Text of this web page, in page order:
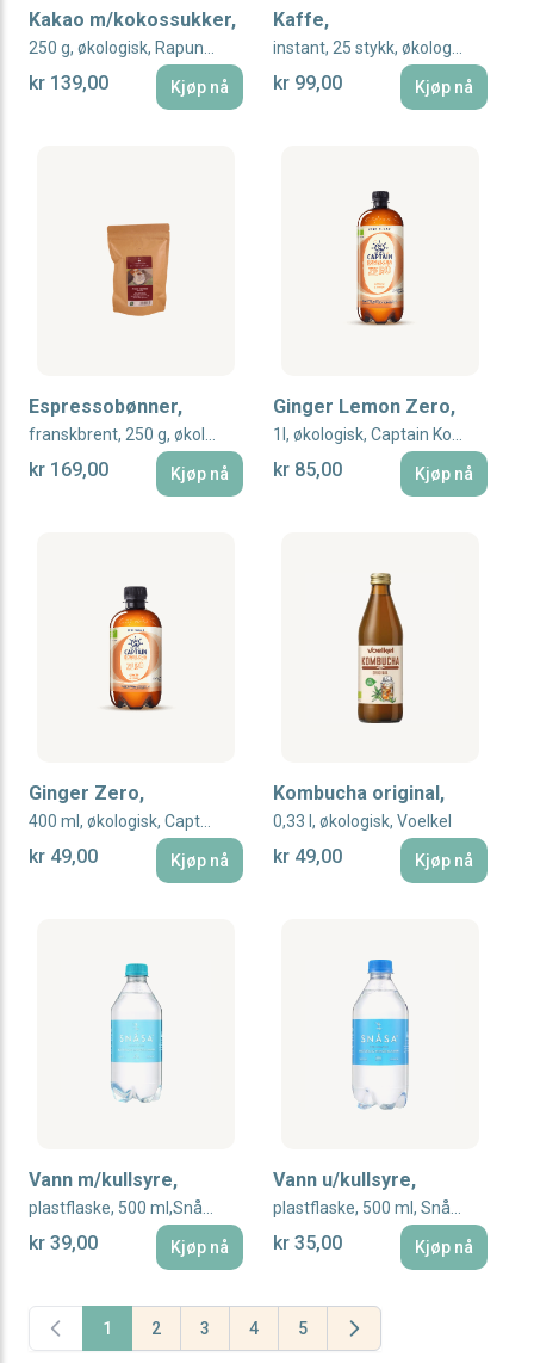
Kakao m/kokossukker,
kr 139,00 Kjøp nå
Kaffe,
kr 99,00 Kjøp nå
Espressobønner,
kr 169,00 Kjøp nå
Ginger Lemon Zero,
kr 85,00 Kjøp nå
Ginger Zero,
kr 49,00 Kjøp nå
Kombucha original,
0,33 l, økologisk, Voelkel
kr 49,00 Kjøp nå
Vann m/kullsyre,
kr 39,00 Kjøp nå
Vann u/kullsyre,
kr 35,00 Kjøp nå
You're currently reading page
1
Page
2
Page
3
Page
4
Page
5